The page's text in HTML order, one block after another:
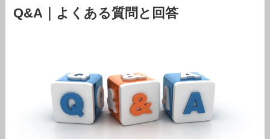
Q&A｜よくある質問と回答